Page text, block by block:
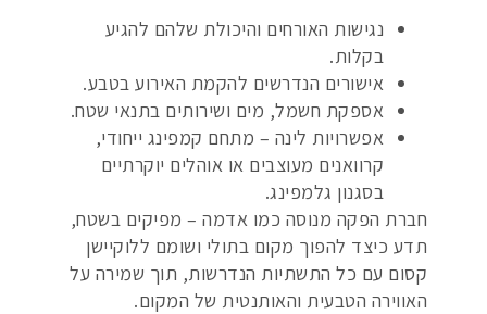
נגישות האורחים והיכולת שלהם להגיע
בקלות.
אישורים הנדרשים להקמת האירוע בטבע.
אספקת חשמל, מים ושירותים בתנאי שטח.
אפשרויות לינה – מתחם קמפינג ייחודי,
קרוואנים מעוצבים או אוהלים יוקרתיים
בסגנון גלמפינג.
חברת הפקה מנוסה כמו אדמה – מפיקים בשטח,
תדע כיצד להפוך מקום בתולי ושומם ללוקיישן
קסום עם כל התשתיות הנדרשות, תוך שמירה על
האווירה הטבעית והאותנטית של המקום.